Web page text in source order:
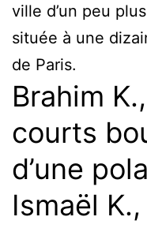
ville d’un peu
située à une
de Paris.
Brahim
courts
d’une
Ismaël